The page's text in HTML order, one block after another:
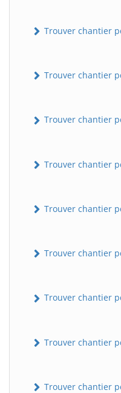
Trouver chantier
Trouver chantier
Trouver chantier
Trouver chantier
Trouver chantier
Trouver chantier
Trouver chantier
Trouver chantier
Trouver chantier